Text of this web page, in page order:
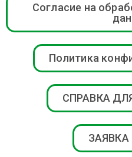
Согласие на
Политика
СПРАВКА
ЗАЯВКА